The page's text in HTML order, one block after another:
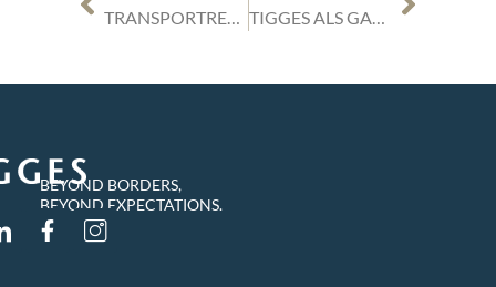
TRANSPORTRECHT: AUFSATZ RDTW „DER TRASSENNUTZUNGSVERTRAG IN DER ZIVILGERICHTLICHEN PRAXIS“ | DR. FRANK WILTING
TIGGES ALS GASTGEBER DER VERANSTALTUNGSREIHE „FOKUS.VERTRIEB“ DES BVMW
BEYOND BORDERS,
BEYOND EXPECTATIONS.